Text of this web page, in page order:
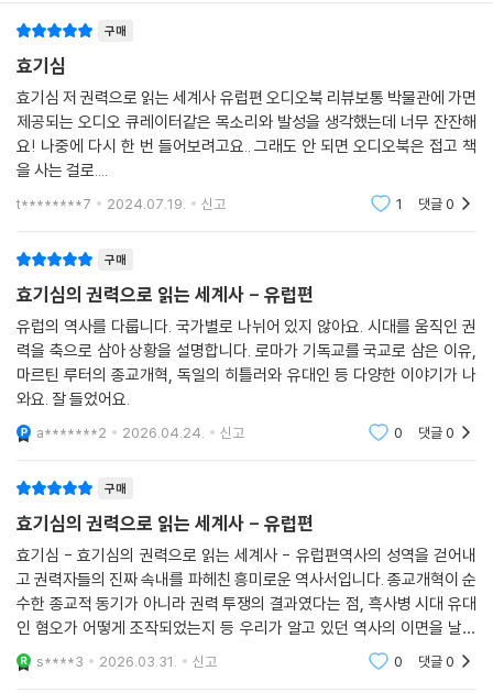
--- 「제4장 [왕은 잘못 없어요. 쟤네가 악마예요 : 흑사병과 유대인 박해]
1894년에 독일개혁당은 역시나 반유대주의적 성향의 ‘독일사회당’과 합
당하여 ‘독일사회개혁당’이 됩니다. 그리고 그들은 진짜로 선을 세게 넘는
공약을 발표하죠.
“유대인의 완전한 분리 및 최종적인 절멸”
절멸이란 단어의 뜻은 특정 종의 개체가 아예 지구에서 사라지는 것을 의
야 한다는 공약을 내걸었던 거죠. 저 정당을 비판하기에 앞서 저 정당이 저
런 공약을 내걸 수 ‘있었다’는 것에 주목해야 합니다. 즉 당시 독일에서는
이 있었을 것이고, 그래서 정치꾼들이 저런 공약을 내고 표 장사를 했다는
거죠. … 독일은 제1차세계대전에서 박살 난 상태였고, 거기에다 1929년
부터 전 세계를 휩쓸었던 대공황(1929~1939)까지 겪게 됩니다. 나라가
바뀌고 정치와 경제 시스템이 바뀌었는데 국민들의 삶은 나아진 게 없었습
니다. 자본주의와 자유주의, 민주주의 같은 정치체제 단어들은 국민들에게
운 체제에 대한 반감이 들었을 가능성이 큽니다.
이러한 상황에서 나치 독일의 히틀러가 등장하여 위대한 게르만 민족의 부
흥을 이끌겠다고 하면서, 우리가 힘든 건 유대인 때문이니 악마와 같은 유
대인들을 청소하여 태평성대를 이루겠다는 공약을 하니 독일 국민들이 많
은 지지를 보내는 것이 전혀 이상할 게 없었습니다. 민족주의, 유대인 혐오,
국가가 국민들을 책임지겠다는 공약까지, 이 모든 것들은 연이은 재난으로
삶이 팍팍했던 독일 국민들에게 너무나도 달콤한 말들이 아니었을까요?
었던가? 교황청이 타락해갈 때 가만히 있던 권력자들이 왜 마르틴 루터가
등장하자 갑자기 교황청으로부터 등을 돌린 걸까?
1302년 교황 보니파키우스 8세는 현 세상의 모든 권력과 영적 권력 모두
교황에게 있다는 주장을 펼치기 시작한다. 그리고 시간이 지나면서 실제로
세상의 모든 권력과 돈은 로마 가톨릭 교황에게 몰려간다. 마르틴 루터가
활동하던 16세기에는 성직자들이 각 지역에서 대규모의 사유 재산을 형성
하고 있었으며, 교황과 입을 맞춰가며 돈과 권력이 계속 자신들에게 모이
압도적으로 강했던 시대였던 것이다. 그렇다 보니 지역의 왕과 귀족, 영주
들이 마르틴 루터에게 열광하면서 그를 지지했다. 마르틴 루터의 종교개혁
은 단순히 부패한 로마 가톨릭에 대한 분노가 폭발한 것이 아니라 그동안
교황에게 고개 숙이고 살아가던 귀족, 제후, 왕들의 반항이었다.
700년 전의 펜데믹,
흑사병과 유대인에 대한 혐오
700젼 전에도 전 유럽을 지옥으로 몰아넣었던 펜데믹이 있었다. 바로 흑
년부터 1350년까지 3년간 무려 2000만 명에 가까운 사람이 사망했다.
이런 팬데믹에 항상 빠지지 않는 것이 있다. 바로 음모론이다. 타깃은 유대
인들이었다. 당시 도시의 금융업은 유대인들이 장악하고 있었는데 유대인
은 귀족들에게만 돈을 꿔줬다. 그러다 보니 서민들은 유대인을 ‘윗사람들
한테 사바사바나 하는 나쁜 놈들’로 보게 된 것이다. 유대교 종교 지도자인
랍비가 유럽 전 지역의 유대인 공동체에 독극물을 나눠주고, 그동안 탄압
구매
효기심
효기심 저 권력으로 읽는 세계사 유럽편 오디오북 리뷰보통 박물관에 가면
제공되는 오디오 큐레이터같은 목소리와 발성을 생각했는데 너무 잔잔해
요! 나중에 다시 한 번 들어보려고요.. 그래도 안 되면 오디오북은 접고 책
을 사는 걸로....
t********7 2024.07.19. 신고 1 댓글0
구매
효기심의 권력으로 읽는 세계사 - 유럽편
유럽의 역사를 다룹니다. 국가별로 나뉘어 있지 않아요. 시대를 움직인 권
력을 축으로 삼아 상황을 설명합니다. 로마가 기독교를 국교로 삼은 이유,
마르틴 루터의 종교개혁, 독일의 히틀러와 유대인 등 다양한 이야기가 나
와요. 잘 들었어요.
a*******2 2026.04.24. 신고 0 댓글0
구매
효기심의 권력으로 읽는 세계사 - 유럽편
효기심 - 효기심의 권력으로 읽는 세계사 - 유럽편역사의 성역을 걷어내
고 권력자들의 진짜 속내를 파헤친 흥미로운 역사서입니다. 종교개혁이 순
수한 종교적 동기가 아니라 권력 투쟁의 결과였다는 점, 흑사병 시대 유대
인 혐오가 어떻게 조작되었는지 등 우리가 알고 있던 역사의 이면을 날카
롭게 분석합니다. 딱딱한 역사책이 아니라 현대적 관점에서 과거를 해석해
쉽게 읽히는 것이
s****3 2026.03.31. 신고 0 댓글0